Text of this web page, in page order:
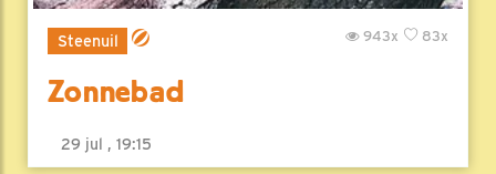
Steenuil 83x
943x
Zonnebad
29 jul , 19:15